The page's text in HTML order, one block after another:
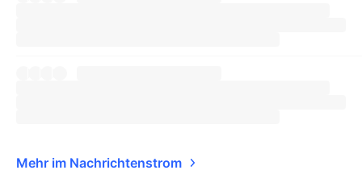
Mehr im Nachrichtenstrom